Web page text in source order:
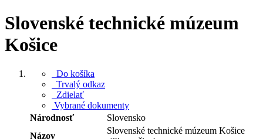
Slovenské technické múzeum
Košice
Do košíka
Trvalý odkaz
Zdielať
Vybrané dokumenty
Národnosť
Slovensko
Názov
Slovenské technické múzeum Košice